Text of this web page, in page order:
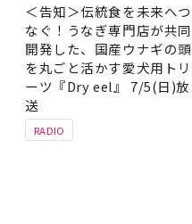
RADIO
＜告知＞伝統食を未来へつ
なぐ！うなぎ専門店が共同
開発した、国産ウナギの頭
を丸ごと活かす愛犬用トリ
ーツ『Dry eel』 7/5(日)放
送